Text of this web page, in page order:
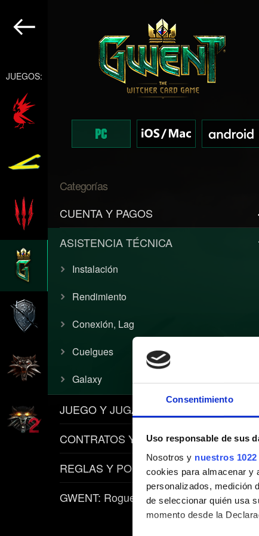
Consentimiento
Uso responsable de sus
Nosotros y nuestros
cookies para almacenar y
personalizados, medición
de seleccionar quién usa
momento desde la
JUEGOS:
Categorías
CUENTA Y PAGOS
ASISTENCIA TÉCNICA
Instalación
Rendimiento
Conexión, Lag
Cuelgues
Galaxy
JUEGO Y JUGABILIDAD
CONTRATOS Y ARTÍCULOS
REGLAS Y POLÍTICAS
GWENT: Rogue Mage